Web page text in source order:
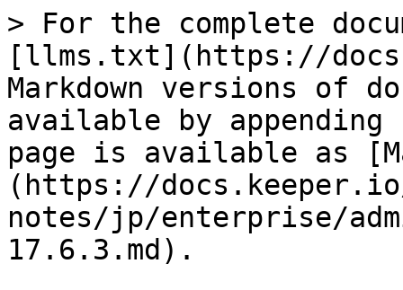
> For the complete
[llms.txt](https://
Markdown versions of
available by
page is available as
(https://
notes/jp/enterprise/
17.6.3.md).